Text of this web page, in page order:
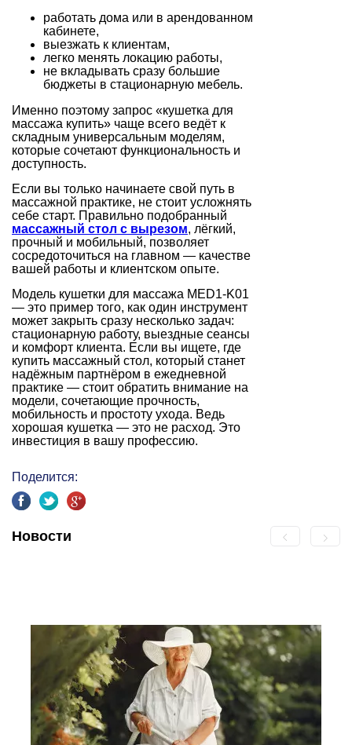
работать дома или в арендованном
кабинете,
выезжать к клиентам,
легко менять локацию работы,
не вкладывать сразу большие
бюджеты в стационарную мебель.
Именно поэтому запрос «кушетка для
массажа купить» чаще всего ведёт к
складным универсальным моделям,
которые сочетают функциональность и
доступность.
Если вы только начинаете свой путь в
массажной практике, не стоит усложнять
себе старт. Правильно подобранный
массажный стол с вырезом, лёгкий,
прочный и мобильный, позволяет
сосредоточиться на главном — качестве
вашей работы и клиентском опыте.
Модель кушетки для массажа MED1-K01
— это пример того, как один инструмент
может закрыть сразу несколько задач:
стационарную работу, выездные сеансы
и комфорт клиента. Если вы ищете, где
купить массажный стол, который станет
надёжным партнёром в ежедневной
практике — стоит обратить внимание на
модели, сочетающие прочность,
мобильность и простоту ухода. Ведь
хорошая кушетка — это не расход. Это
инвестиция в вашу профессию.
Поделится:
Новости